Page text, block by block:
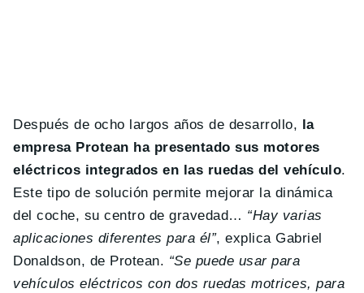
Después de ocho largos años de desarrollo,
la
empresa Protean ha presentado sus motores
eléctricos integrados en las ruedas del vehículo.
Este tipo de solución permite mejorar la dinámica
del coche, su centro de gravedad… “Hay varias
aplicaciones diferentes para él”, explica Gabriel
Donaldson, de Protean. “Se puede usar para
vehículos eléctricos con dos ruedas motrices, para